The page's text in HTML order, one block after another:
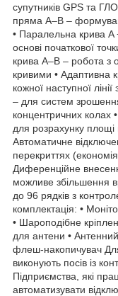
супутників GPS та
пряма A–B –
• Паралельна крива A
основі початкової
крива A–B – робота
кривими • Адаптивна
кожної наступної
– для систем
концентричних колах
для розрахунку площі
Автоматичне
перекриттях
Диференційне
можливе збільшення
до 96 рядків з
комплектація: •
• Шароподібне
для антени •
флеш-накопичувач
виконують посів із
Підприємства, які
автоматизувати